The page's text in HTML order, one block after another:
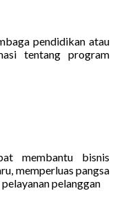
pendidikan atau
tentang program
membantu bisnis
memperluas pangsa
pelanggan